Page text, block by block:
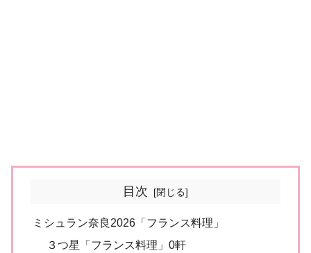
目次
ミシュラン奈良2026「フランス料理」
３つ星「フランス料理」0軒